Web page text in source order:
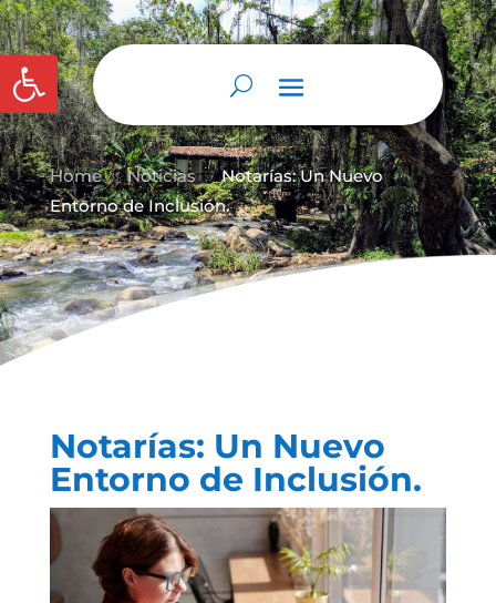
Abrir barra de herramientas
Home 9 Noticias 9 Notarías: Un Nuevo
Entorno de Inclusión.
Notarías: Un Nuevo
Entorno de Inclusión.